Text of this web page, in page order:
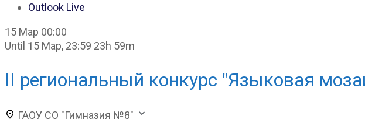
Outlook Live
15 Мар 00:00
Until 15 Мар, 23:59 23h 59m
II региональный конкурс "Языковая
ГАОУ СО "Гимназия №8"